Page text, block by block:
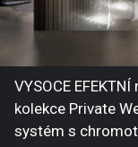
VYSOCE
kolekce Private
systém s